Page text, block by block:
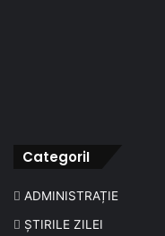
CategoriI
ADMINISTRAȚIE
ȘTIRILE ZILEI